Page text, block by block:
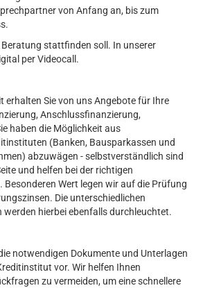
von Anfang an, bis zum
Beratung stattfinden soll. In unserer
per Videocall.
erhalten Sie von uns Angebote für Ihre
Anschlussfinanzierung,
haben die Möglichkeit aus
(Banken, Bausparkassen und
abzuwägen - selbstverständlich sind
und helfen bei der richtigen
Wert legen wir auf die Prüfung
Die unterschiedlichen
werden hierbei ebenfalls durchleuchtet.
notwendigen Dokumente und Unterlagen
vor. Wir helfen Ihnen
zu vermeiden, um eine schnellere